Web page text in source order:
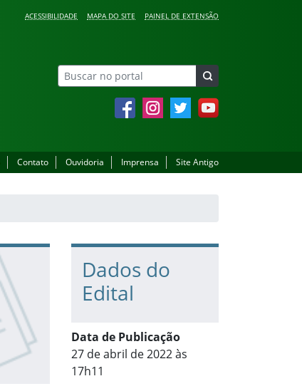
ACESSIBILIDADE MAPA DO SITE PAINEL DE EXTENSÃO
FacebookInstagramTwitter YouTube
Contato Ouvidoria Imprensa Site Antigo
Dados do
Edital
Data de Publicação
27 de abril de 2022 às
17h11